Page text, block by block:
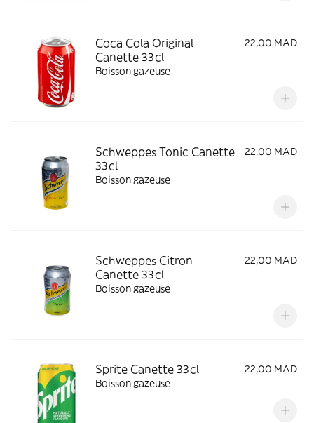
Coca Cola Original
Canette 33cl
22,00 MAD
Boisson gazeuse
Schweppes Tonic Canette
33cl
22,00 MAD
Boisson gazeuse
Schweppes Citron
Canette 33cl
22,00 MAD
Boisson gazeuse
Sprite Canette 33cl
22,00 MAD
Boisson gazeuse